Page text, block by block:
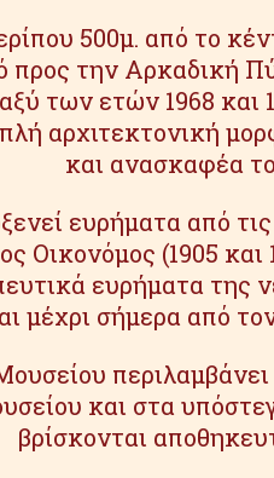
500μ. από το
προς την Αρκαδική
των ετών 1968 και
αρχιτεκτονική
και ανασκαφέα
ευρήματα από
Οικονόμος (1905
ευρήματα της
μέχρι σήμερα από
και στα
βρίσκονται